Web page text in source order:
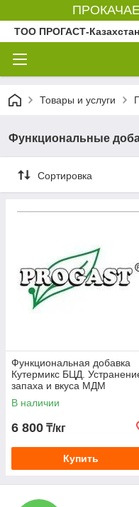
ТОО ПРОГАСТ-Казахстан
Товары и услуги
Функциональные
Сортировка
Функциональная добавка
Кутермикс БЦД.
запаха и вкуса МДМ
В наличии
6 800 ₸/кг
Купить